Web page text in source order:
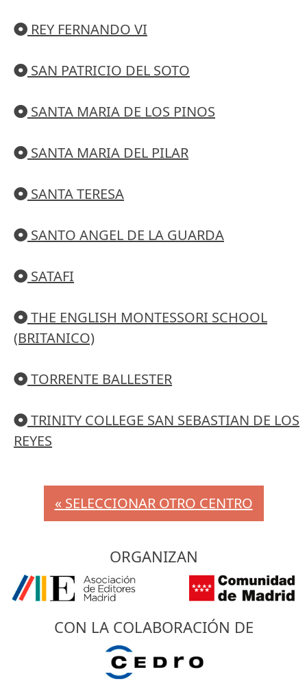
REY FERNANDO VI
SAN PATRICIO DEL SOTO
SANTA MARIA DE LOS PINOS
SANTA MARIA DEL PILAR
SANTA TERESA
SANTO ANGEL DE LA GUARDA
SATAFI
THE ENGLISH MONTESSORI SCHOOL
(BRITANICO)
TORRENTE BALLESTER
TRINITY COLLEGE SAN SEBASTIAN DE LOS
REYES
« SELECCIONAR OTRO CENTRO
ORGANIZAN
CON LA COLABORACIÓN DE